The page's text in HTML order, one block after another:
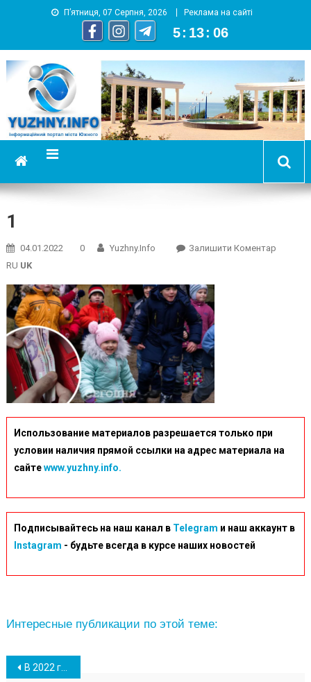
П’ятниця, 07 Серпня, 2026 Реклама на сайті
5 : 13 : 07
YUZHNY.INFO
информационный портал города Южный
1
04.01.2022 0 Yuzhny.info Залишити КоментарOn
RU UK
Использование материалов разрешается только при
условии наличия прямой ссылки на адрес материала на
сайтеwww.yuzhny.info.
Подписывайтесь на наш канал в Telegram и наш аккаунт в
Instagram - будьте всегда в курсе наших новостей
Интересные публикации по этой теме:
Навігація
В 2022 году вырастет размер алиментов на ребенка